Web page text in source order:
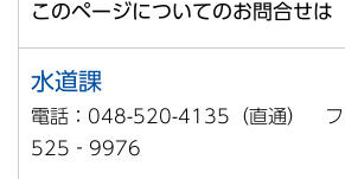
このページについてのお問合せは
水道課
電話：048-520-4135（直通） フ
525‐9976